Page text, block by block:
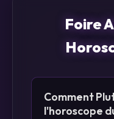
Foire
Comment
l'horoscope